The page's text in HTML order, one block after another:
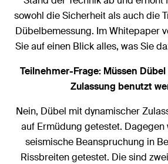
sowohl die Sicherheit als auch die
Dübelbemessung. Im Whitepaper
Sie auf einen Blick alles, was Sie
Teilnehmer-Frage: Müssen
Zulassung benutzt
Nein, Dübel mit dynamischer
auf Ermüdung getestet.
seismische Beanspruchung in
Rissbreiten getestet. Die sind